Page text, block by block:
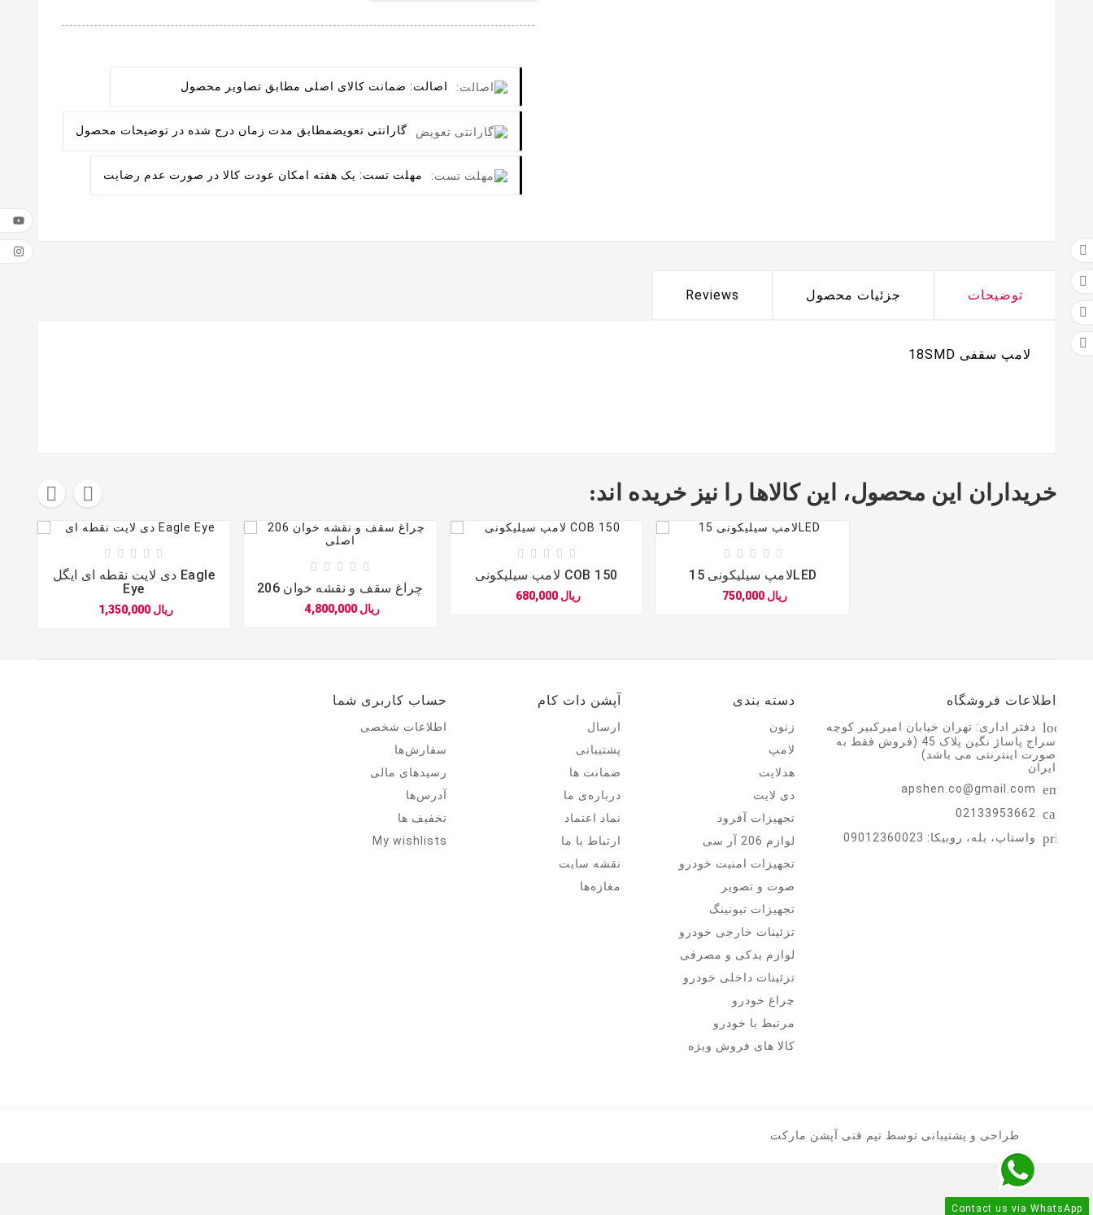
اصالت: ضمانت کالای اصلی مطابق تصاویر محصول
گارانتی تعویضمطابق مدت زمان درج شده در توضیحات محصول
مهلت تست: یک هفته امکان عودت کالا در صورت عدم رضایت
توضیحات جزئیات محصول Reviews
لامپ سقفی 18SMD
خریداران این محصول، این کالاها را نیز خریده اند:  
    
دی لایت نقطه ای ایگل Eagle
Eye
1,350,000 ریال
    
چراغ سقف و نقشه خوان 206
4,800,000 ریال
    
لامپ سیلیکونی COB 150
680,000 ریال
    
لامپ سیلیکونی 15LED
750,000 ریال
اطلاعات فروشگاه
دفتر اداری: تهران خیابان امیرکبیر کوچه
سراج پاساژ نگین پلاک 45 (فروش فقط به
صورت اینترنتی می باشد)
ایران
email
apshen.co@gmail.com
call
02133953662
print واستاپ، بله، روبیکا: 09012360023
دسته بندی
زنون
لامپ
هدلایت
دی لایت
تجهیزات آفرود
لوازم 206 آر سی
تجهیزات امنیت خودرو
صوت و تصویر
تجهیزات تیونینگ
تزئینات خارجی خودرو
لوازم یدکی و مصرفی
تزئینات داخلی خودرو
چراغ خودرو
مرتبط با خودرو
کالا های فروش ویژه
آپشن دات کام
ارسال
پشتیبانی
ضمانت ها
درباره‌ی ما
نماد اعتماد
ارتباط با ما
نقشه سايت
مغازه‌ها
حساب کاربری شما
اطلاعات شخصی
سفارش‌ها
رسیدهای مالی
آدرس‌ها
تخفیف ها
My wishlists
Contact us via WhatsApp




طراحی و پشتیبانی توسط تیم فنی آپشن مارکت